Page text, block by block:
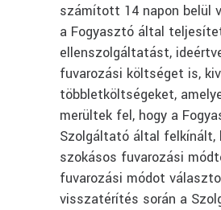
számított 14 napon belül
a Fogyasztó által
ellenszolgáltatást,
fuvarozási költséget is,
többletköltségeket,
merültek fel, hogy a
Szolgáltató által felkínált,
szokásos fuvarozási
fuvarozási módot
visszatérítés során a